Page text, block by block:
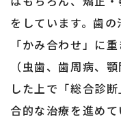
をしています。歯の
「かみ合わせ」に
（虫歯、歯周病、
した上で 「総合診
合的な治療を進めて